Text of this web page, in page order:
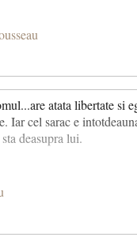
atata libertate si
Iar cel sarac e
deasupra lui.